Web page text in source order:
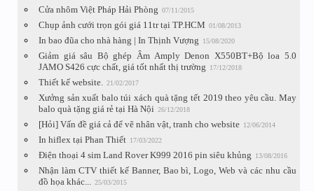
Cửa nhôm Việt Pháp Hải Phòng 07/11/2015
Chụp ảnh cưới trọn gói giá 11tr tại TP.HCM 01/08/2013
In bao đũa cho nhà hàng | In Thịnh Vượng 15/08/2020
Giảm giá sâu Bộ ghép Âm Amply Denon X550BT+Bộ loa 5.0
JAMO S426 cực chất, giá tốt nhất thị trường
17/12/2018
Thiết kế website. 21/02/2017
Xưởng sản xuất balo túi xách quà tặng tết 2019 theo yêu cầu. May
balo quà tặng giá rẻ tại Hà Nội 26/12/2018
[Hỏi] Vấn đề giá cả để vẽ nhân vật, tranh cho website 12/06/2014
In hiflex tại Phan Thiết 17/03/2022
Điện thoại 4 sim Land Rover K999 2016 pin siêu khủng 13/08/2016
Nhận làm CTV thiết kế Banner, Bao bì, Logo, Web và các nhu cầu
đồ họa khác... 25/03/2015